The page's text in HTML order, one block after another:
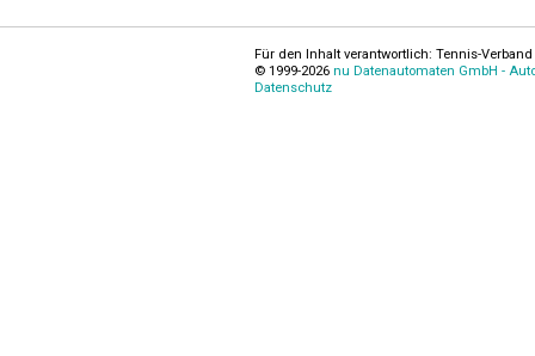
Für den Inhalt verantwortlich: Tennis-
© 1999-2026 nu Datenautomaten GmbH -
Datenschutz